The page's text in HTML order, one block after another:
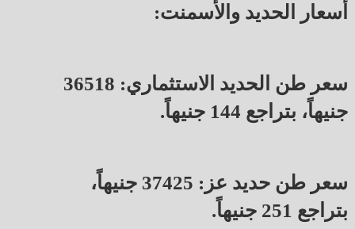
أسعار الحديد والأسمنت:
سعر طن الحديد الاستثماري: 36518
جنيهاً، بتراجع 144 جنيهاً.
سعر طن حديد عز: 37425 جنيهاً،
بتراجع 251 جنيهاً.